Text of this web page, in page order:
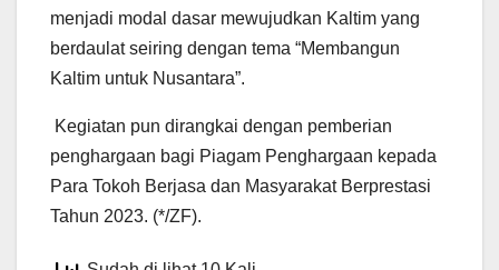
menjadi modal dasar mewujudkan Kaltim yang
berdaulat seiring dengan tema “Membangun
Kaltim untuk Nusantara”.
Kegiatan pun dirangkai dengan pemberian
penghargaan bagi Piagam Penghargaan kepada
Para Tokoh Berjasa dan Masyarakat Berprestasi
Tahun 2023. (*/ZF).